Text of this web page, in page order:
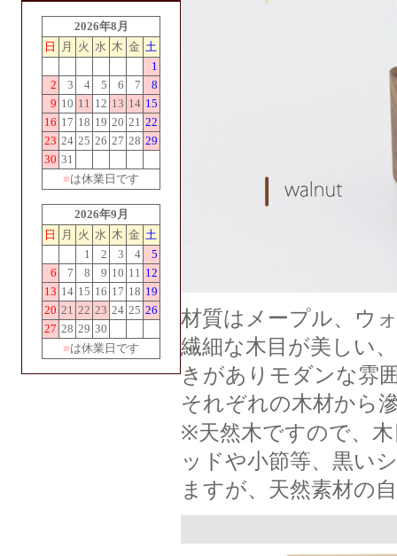
2026年8月
日
月 火 水 木 金 土
1
2
3 4 5 6 7
8
9 10 11 12 13 14 15
16 17 18 19 20 21 22
23 24 25 26 27 28 29
30 31
■は休業日です
2026年9月
日
月 火 水 木 金 土
1
2 3 4
5
6
7 8 9 10 11 12
13 14 15 16 17 18 19
20 21 22 23 24 25 26
27 28 29 30
■は休業日です
材質はメープル、ウ
繊細な木目が美しい
きがありモダンな雰
それぞれの木材から
※天然木ですので、
ッドや小節等、黒い
ますが、天然素材の